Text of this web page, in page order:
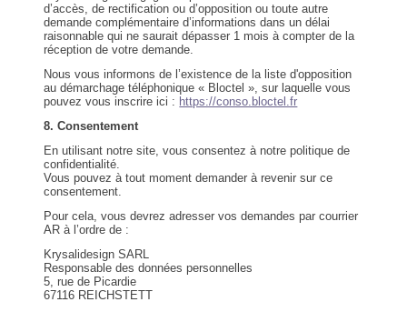
d’accès, de rectification ou d’opposition ou toute autre
demande complémentaire d’informations dans un délai
raisonnable qui ne saurait dépasser 1 mois à compter de la
réception de votre demande.
Nous vous informons de l’existence de la liste d'opposition
au démarchage téléphonique « Bloctel », sur laquelle vous
pouvez vous inscrire ici : https://conso.bloctel.fr
8. Consentement
En utilisant notre site, vous consentez à notre politique de
confidentialité.
Vous pouvez à tout moment demander à revenir sur ce
consentement.
Pour cela, vous devrez adresser vos demandes par courrier
AR à l’ordre de :
Krysalidesign SARL
Responsable des données personnelles
5, rue de Picardie
67116 REICHSTETT